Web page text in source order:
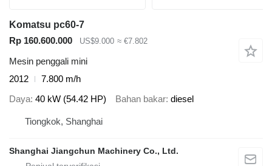
Komatsu pc60-7
Rp 160.600.000
US$9.000 ≈ €7.802
Mesin penggali mini
2012
7.800 m/h
Daya 40 kW (54.42 HP) Bahan bakar diesel
Tiongkok, Shanghai
Shanghai Jiangchun Machinery Co., Ltd.